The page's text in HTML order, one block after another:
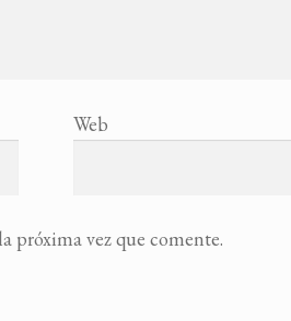
Web
próxima vez que comente.